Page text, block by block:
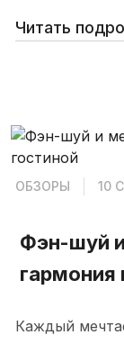
Читать
ОБЗОРЫ 10
Фэн-шуй
гармония
Каждый